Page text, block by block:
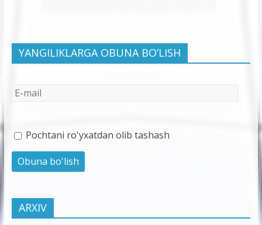
YANGILIKLARGA OBUNA BO’LISH
Pochtani ro'yxatdan olib tashash
ARXIV